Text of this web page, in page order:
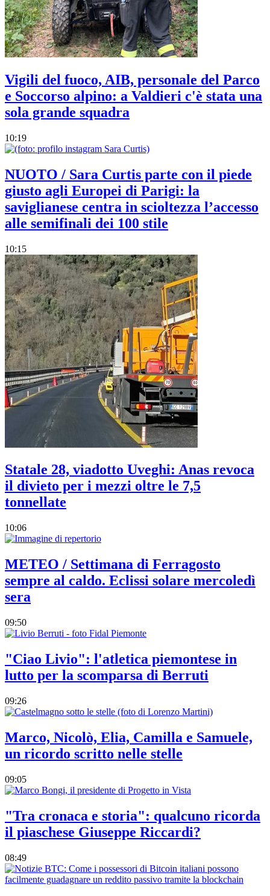
Vigili del fuoco, AIB, personale del Parco
e Soccorso alpino: a Valdieri c'è stata una
sola grande squadra
10:19
NUOTO / Sara Curtis parte con il piede
giusto agli Europei di Parigi: la
saviglianese centra in scioltezza l’accesso
alle semifinali dei 100 stile
10:15
Statale 28, viadotto Uveghi: Anas revoca
il divieto per i mezzi oltre le 7,5
tonnellate
10:06
METEO / Settimana di Ferragosto
sempre al caldo. Eclissi solare mercoledì
sera
09:50
"Ciao Livio": l'atletica piemontese in
lutto per la scomparsa di Berruti
09:26
Marco, Nicolò, Elia, Camilla e Samuele,
un ricordo scritto nelle stelle
09:05
"Tra cronaca e storia": qualcuno ricorda
il piaschese Giuseppe Riccardi?
08:49